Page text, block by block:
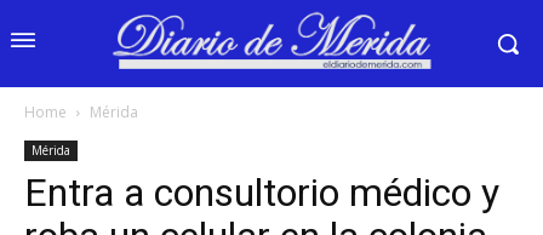
Home Mérida
Mérida
Entra a consultorio médico y